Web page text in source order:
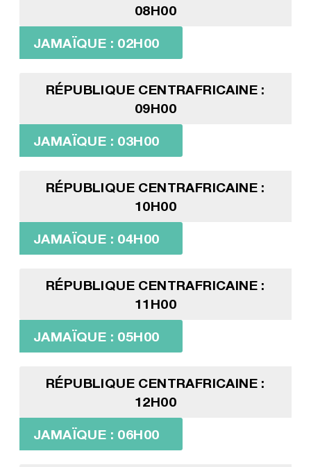
08H00
JAMAÏQUE : 02H00
RÉPUBLIQUE CENTRAFRICAINE :
09H00
JAMAÏQUE : 03H00
RÉPUBLIQUE CENTRAFRICAINE :
10H00
JAMAÏQUE : 04H00
RÉPUBLIQUE CENTRAFRICAINE :
11H00
JAMAÏQUE : 05H00
RÉPUBLIQUE CENTRAFRICAINE :
12H00
JAMAÏQUE : 06H00